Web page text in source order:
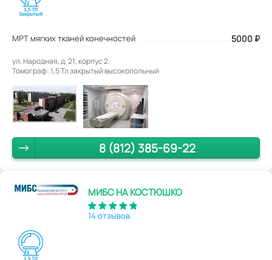
МРТ мягких тканей конечностей 5000 ₽
ул. Народная, д. 21, корпус 2.
Томограф: 1,5 Тл закрытый высокопольный
8 (812) 385-69-22
МИБС НА КОСТЮШКО
14 отзывов